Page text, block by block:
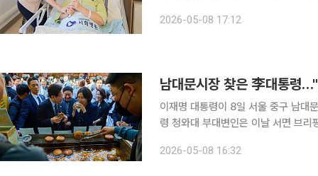
네이션을 전달하고, 시흥시립합창단
2026-05-08 17:12
남대문시장 찾은 李대통령
이재명 대통령이 8일 서울 중구 남대문
령 청와대 부대변인은 이날 서면 브
태종 14년인 1414년에 문을 연 국내
2026-05-08 16:32